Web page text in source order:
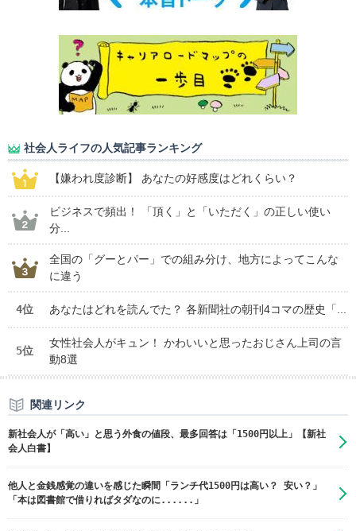
社会人ライフの人気記事ランキング
【嫌われ度診断】 あなたの好感度はどれくらい？
ビジネスで頻出！ 「頂く」と「いただく」の正しい使い
分...
全国の「グーとパー」での組み分け、地方によってこんな
に違う
4位 あなたはどれを読んでた？ 各新聞社の朝刊4コマの歴史「...
5位
女性社会人がキュン！ かわいいと思ったおじさん上司の言
動8選
関連リンク
新社会人が「高い」と思う外食の値段、最多回答は「1500円以上」【新社
会人白書】
他人と金銭感覚の違いを感じた瞬間「ランチ代1500円は高い？ 安い？」
「本は図書館で借りればタダなのに......」